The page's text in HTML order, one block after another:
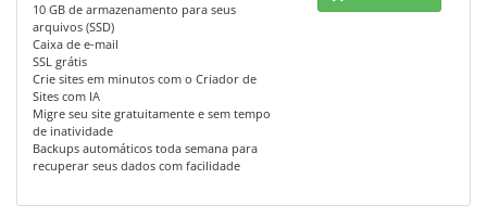
10 GB de armazenamento para seus
arquivos (SSD)
Caixa de e-mail
SSL grátis
Crie sites em minutos com o Criador de
Sites com IA
Migre seu site gratuitamente e sem tempo
de inatividade
Backups automáticos toda semana para
recuperar seus dados com facilidade